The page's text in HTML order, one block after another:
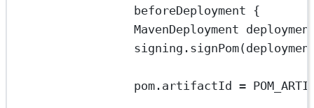
MavenDeployment
signing .
pom . artifactId =